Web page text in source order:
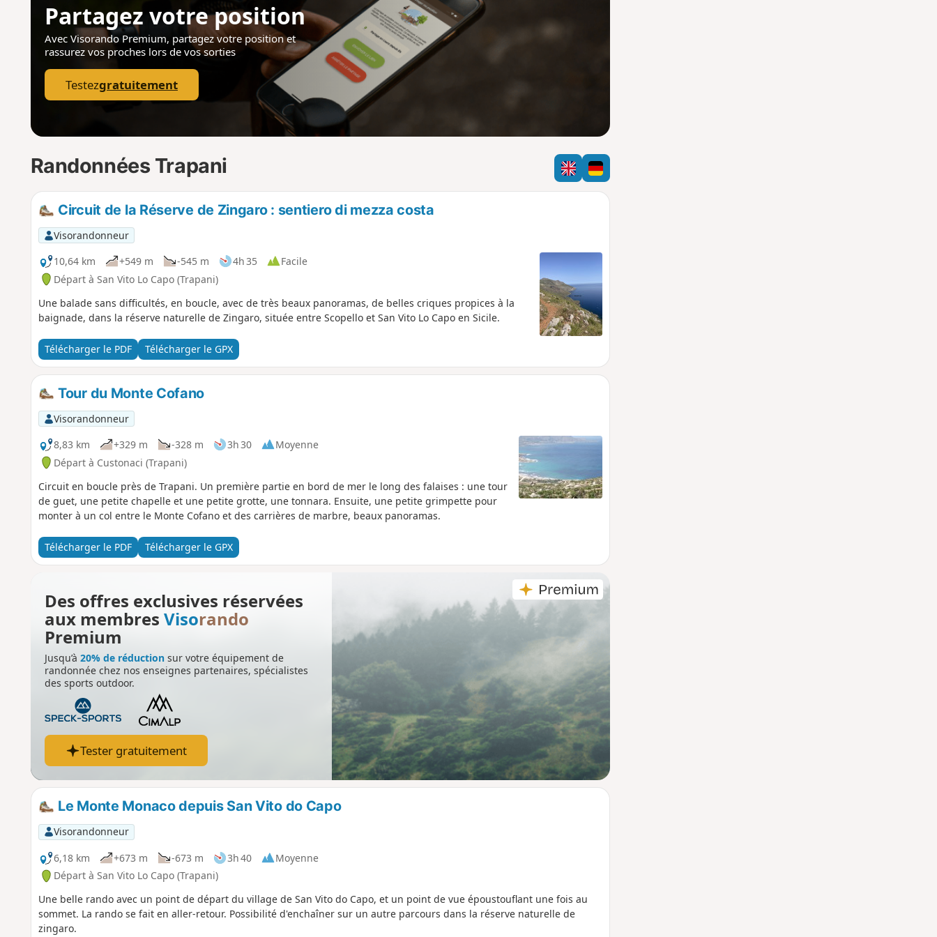
Partagez votre position
Avec Visorando Premium, partagez votre positionet
rassurez vos proches lors de vos sorties
Testezgratuitement
Randonnées Trapani
Circuit de la Réserve de Zingaro : sentiero di mezza costa
Visorandonneur
10,64 km
+549 m -545 m 4h 35
Facile
Départ à San Vito Lo Capo (Trapani)
Une balade sans difficultés, en boucle, avec de très beaux panoramas, de belles criques propices à la
baignade, dans la réserve naturelle de Zingaro, située entre Scopello et San Vito Lo Capo en Sicile.
Télécharger le PDF Télécharger le GPX
Tour du Monte Cofano
Visorandonneur
8,83 km
+329 m -328 m 3h 30
Moyenne
Départ à Custonaci (Trapani)
Circuit en boucle près de Trapani. Un première partie en bord de mer le long des falaises : une tour
de guet, une petite chapelle et une petite grotte, une tonnara. Ensuite, une petite grimpette pour
monter à un col entre le Monte Cofano et des carrières de marbre, beaux panoramas.
Télécharger le PDF Télécharger le GPX
Des offres exclusives réservées
aux membres Visorando
Premium
Jusqu’à 20% de réductionsur votre équipement de
randonnée chez nos enseignes partenaires, spécialistes
des sports outdoor.
Tester gratuitement
Le Monte Monaco depuis San Vito do Capo
Visorandonneur
6,18 km
+673 m -673 m 3h 40
Moyenne
Départ à San Vito Lo Capo (Trapani)
Une belle rando avec un point de départ du village de San Vito do Capo, et un point de vue époustouflant une fois au
sommet. La rando se fait en aller-retour. Possibilité d'enchaîner sur un autre parcours dans la réserve naturelle de
zingaro.